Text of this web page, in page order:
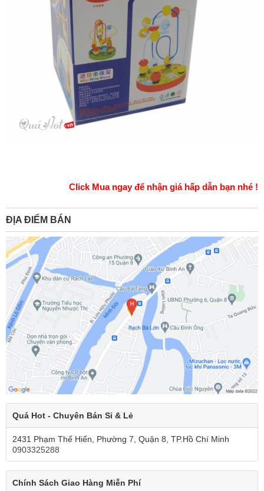
Click Mua ngay để nhận giá hấp dẫn bạn nhé !
ĐỊA ĐIỂM BÁN
Quá Hot - Chuyên Bán Sỉ & Lẻ
2431 Phạm Thế Hiển, Phường 7, Quận 8, TP.Hồ Chí Minh
0903325288
Chính Sách Giao Hàng Miễn Phí